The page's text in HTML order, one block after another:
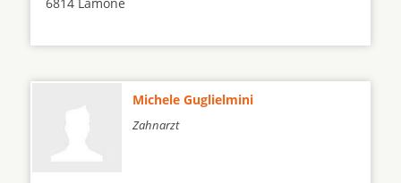
Michele Guglielmini
Zahnarzt